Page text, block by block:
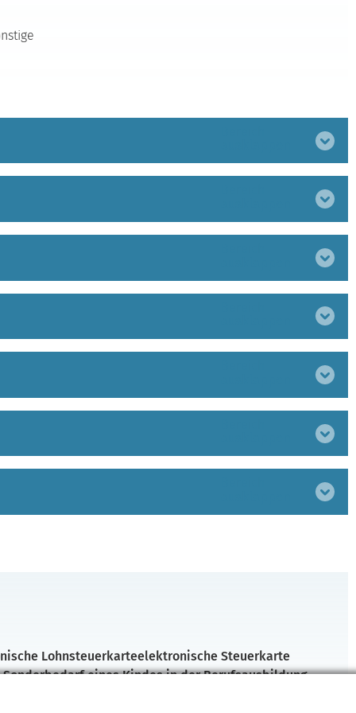
Lohnsteuerkarteelektronische Steuerkarte
eines Kindes in der Berufsausbildung